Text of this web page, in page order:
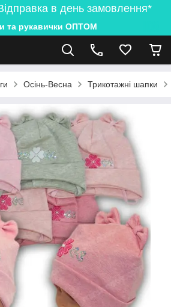
в день замовлення*
та рукавички ОПТОМ
Осінь-Весна Трикотажні шапки